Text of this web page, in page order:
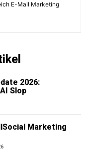
E-Mail Marketing
2026:
Slop
Marketing